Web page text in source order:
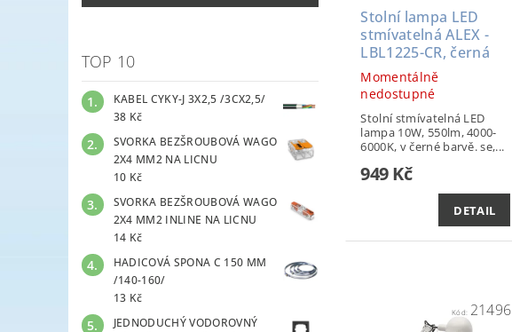
TOP 10
KABEL CYKY-J 3X2,5 /3CX2,5/
38 Kč
SVORKA BEZŠROUBOVÁ WAGO
2X4 MM2 NA LICNU
10 Kč
SVORKA BEZŠROUBOVÁ WAGO
2X4 MM2 INLINE NA LICNU
14 Kč
HADICOVÁ SPONA C 150 MM
/140-160/
13 Kč
JEDNODUCHÝ VODOROVNÝ
Stolní lampa LED
stmívatelná ALEX -
LBL1225-CR, černá
Momentálně
nedostupné
Stolní stmívatelná LED
lampa 10W, 550lm, 4000-
6000K, v černé barvě. se,...
949 Kč
DETAIL
Kód: 21496